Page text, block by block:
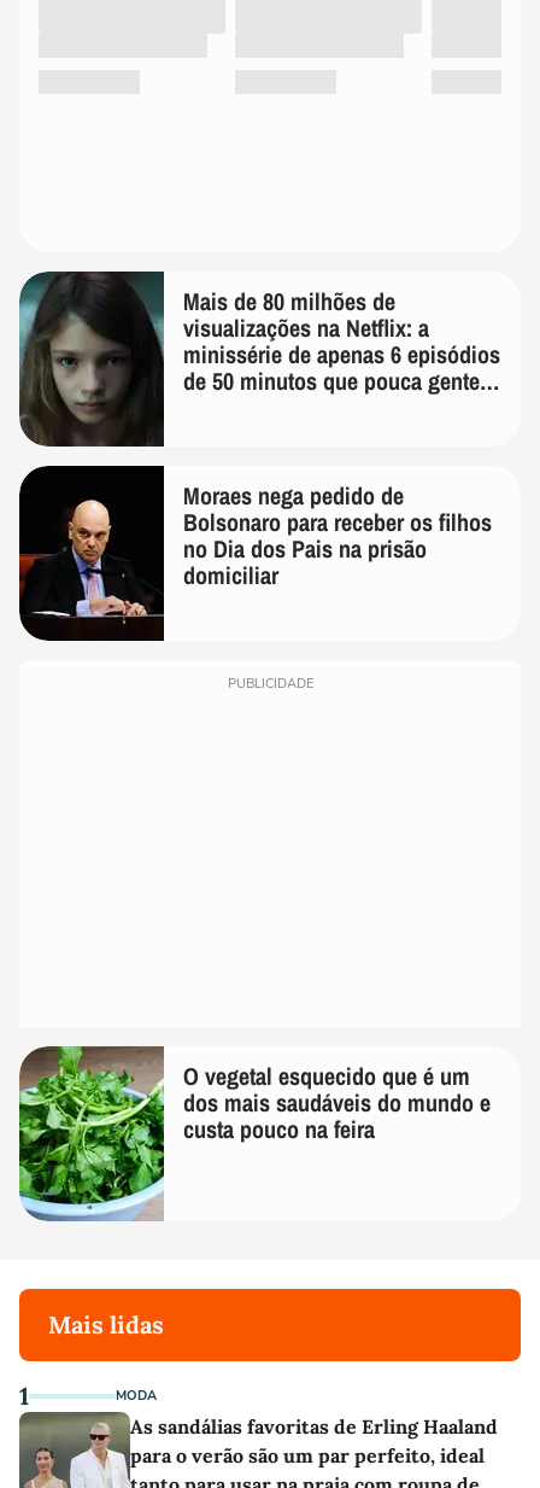
Mais de 80 milhões de
visualizações na Netflix: a
minissérie de apenas 6 episódios
de 50 minutos que pouca gente
Moraes nega pedido de
Bolsonaro para receber os filhos
no Dia dos Pais na prisão
domiciliar
PUBLICIDADE
O vegetal esquecido que é um
dos mais saudáveis do mundo e
custa pouco na feira
Mais lidas
1 MODA
As sandálias favoritas de Erling Haaland
para o verão são um par perfeito, ideal